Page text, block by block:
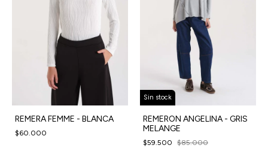
REMERA FEMME - BLANCA
$60.000
Sin stock
REMERON ANGELINA - GRIS
MELANGE
$59.500 $85.000